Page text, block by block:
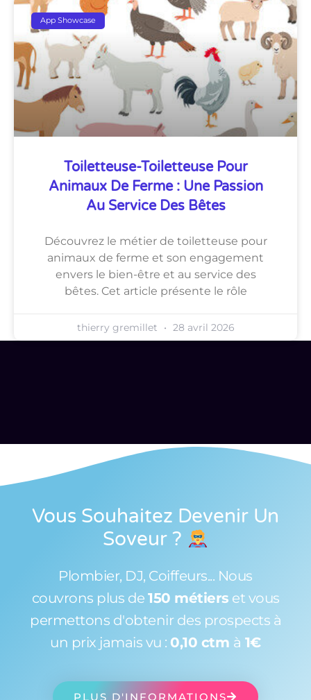
App Showcase
Toiletteuse-Toiletteuse Pour
Animaux De Ferme : Une Passion
Au Service Des Bêtes
Découvrez le métier de toiletteuse pour
animaux de ferme et son engagement
envers le bien-être et au service des
bêtes. Cet article présente le rôle
thierry gremillet 28 avril 2026
Vous Souhaitez Devenir Un
Soveur ?
Plombier, DJ, Coiffeurs... Nous
couvrons plus de 150 métiers et vous
permettons d'obtenir des prospects à
un prix jamais vu : 0,10 ctm à 1€
PLUS D'INFORMATIONS